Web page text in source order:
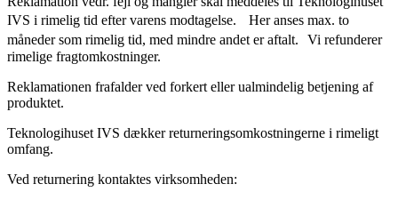
IVS i rimelig tid efter varens modtagelse. Her anses max. to
måneder som rimelig tid, med mindre andet er aftalt. Vi refunderer
rimelige fragtomkostninger.
Reklamationen frafalder ved forkert eller ualmindelig betjening af
produktet.
Teknologihuset IVS dækker returneringsomkostningerne i rimeligt
omfang.
Ved returnering kontaktes virksomheden: